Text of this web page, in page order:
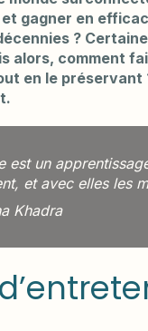
et gagner en
?
alors, comment
en le préservant
est un
et avec elles les
Khadra